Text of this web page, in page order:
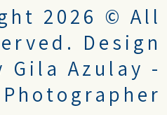
2026 © All
Design
Gila Azulay -
Photographer